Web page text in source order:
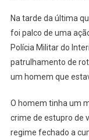
Na tarde da última
foi palco de uma
Polícia Militar do
patrulhamento de
um homem que
O homem tinha um
crime de estupro de
regime fechado a